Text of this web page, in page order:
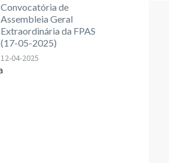
Convocatória de
Assembleia Geral
Extraordinária da FPAS
(17-05-2025)
12-04-2025